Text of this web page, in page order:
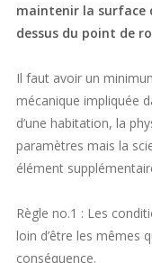
maintenir la surface
dessus du point de
Il faut avoir un
mécanique impliquée
d’une habitation, la
paramètres mais la
élément
Règle no.1 : Les
loin d’être les mêmes
conséquence.